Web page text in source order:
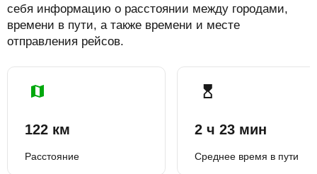
себя информацию о расстоянии между городами,
времени в пути, а также времени и месте
отправления рейсов.
122 км
Расстояние
2 ч 23 мин
Среднее время в пути